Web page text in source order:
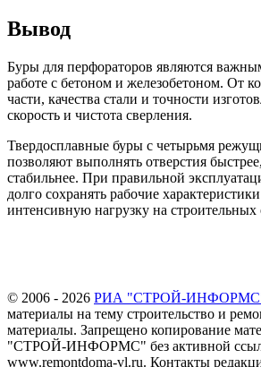
Вывод
Буры для перфораторов являются
работе с бетоном и железобетоном. От
части, качества стали и точности
скорость и чистота сверления.
Твердосплавные буры с четырьмя
позволяют выполнять отверстия
стабильнее. При правильной
долго сохранять рабочие
интенсивную нагрузку на строительных
© 2006 - 2026 РИА "СТРОЙ-
материалы на тему строительство и
материалы. Запрещено копирование
"СТРОЙ-ИНФОРМС" без активной
www.remontdoma-vl.ru. Контакты